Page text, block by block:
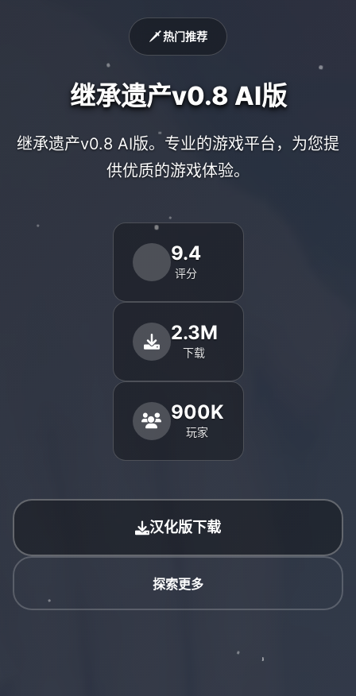
🗡️ 热门推荐
继承遗产v0.8 AI版
继承遗产v0.8 AI版。专业的游戏平台，为您提
供优质的游戏体验。
9.4
评分
2.3M
下载
900K
玩家
汉化版下载
探索更多